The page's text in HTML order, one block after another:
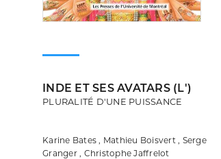
INDE ET SES AVATARS (L')
PLURALITÉ D'UNE PUISSANCE
Karine Bates , Mathieu Boisvert , Serge
Granger , Christophe Jaffrelot